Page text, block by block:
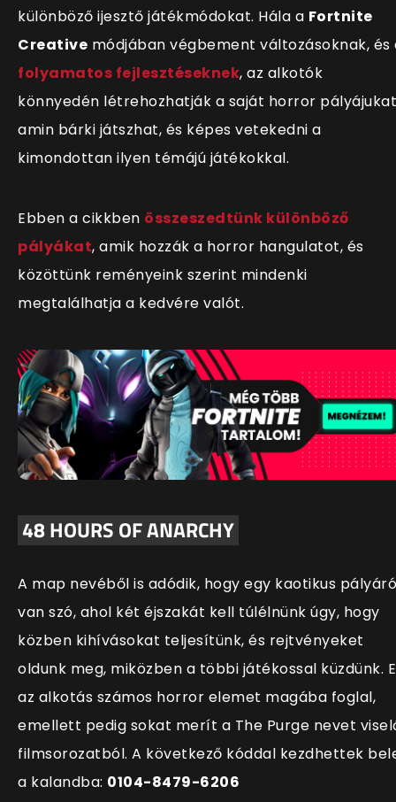
különböző ijesztő játékmódokat. Hála a Fortnite
Creative módjában végbement változásoknak, és
folyamatos fejlesztéseknek, az alkotók
könnyedén létrehozhatják a saját horror
amin bárki játszhat, és képes vetekedni a
kimondottan ilyen témájú játékokkal.
Ebben a cikkben összeszedtünk különböző
pályákat, amik hozzák a horror hangulatot, és
közöttünk reményeink szerint mindenki
megtalálhatja a kedvére valót.
48 HOURS OF ANARCHY
A map nevéből is adódik, hogy egy kaotikus
van szó, ahol két éjszakát kell túlélnünk úgy, hogy
közben kihívásokat teljesítünk, és rejtvényeket
oldunk meg, miközben a többi játékossal küzdünk.
az alkotás számos horror elemet magába foglal,
emellett pedig sokat merít a The Purge nevet
filmsorozatból. A következő kóddal kezdhettek
a kalandba: 0104-8479-6206